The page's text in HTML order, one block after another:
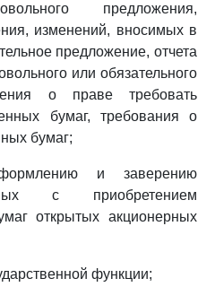
предложения,
изменений, вносимых в
предложение, отчета
или обязательного
о праве требовать
бумаг, требования о
бумаг;
и заверению
с приобретением
открытых акционерных
функции;